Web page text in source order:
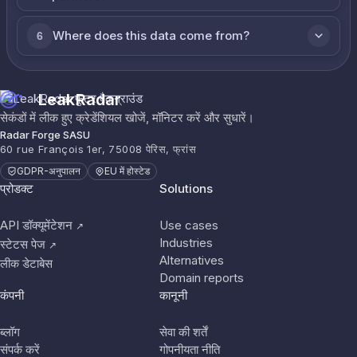
6 Where does this data come from?
LeakRadar
सेकंडों में लीक हुए क्रेडेंशियल खोजें, मॉनिटर करें और सुधारें।
Radar Forge SASU
60 rue François 1er, 75008 पेरिस, फ्रांस
GDPR-अनुपालन EU में होस्टेड
प्रोडक्ट
API डॉक्यूमेंटेशन ↗
स्टेटस पेज ↗
लीक डेटाबेस
Solutions
Use cases
Industries
Alternatives
Domain reports
कंपनी
ब्लॉग
संपर्क करें
कानूनी
सेवा की शर्तें
गोपनीयता नीति